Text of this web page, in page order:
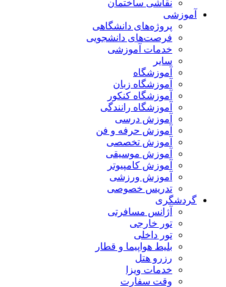
نقاشی ساختمان
آموزشی
پروژه‌های دانشگاهی
فرصت‌های دانشجویی
خدمات آموزشی
سایر
آموزشگاه
آموزشگاه زبان
آموزشگاه کنکور
آموزشگاه رانندگی
آموزش درسی
آموزش حرفه و فن
آموزش تخصصی
آموزش موسیقی
آموزش کامپیوتر
آموزش ورزشی
تدریس خصوصی
گردشگری
آژانس مسافرتی
تور خارجی
تور داخلی
بلیط هواپیما و قطار
رزرو هتل
خدمات ویزا
وقت سفارت